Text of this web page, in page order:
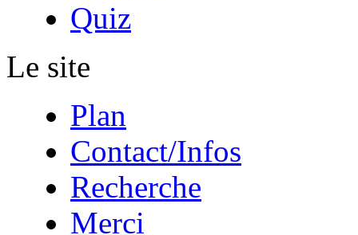
Quiz
Le site
Plan
Contact/Infos
Recherche
Merci